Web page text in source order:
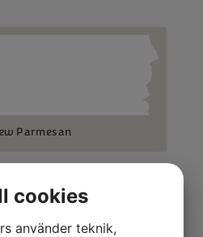
Parmesan
cookies
använder teknik,